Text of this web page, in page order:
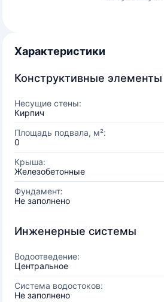
Характеристики
Конструктивные элементы
Несущие стены:
Кирпич
Площадь подвала, м²:
0
Крыша:
Железобетонные
Фундамент:
Не заполнено
Инженерные системы
Водоотведение:
Центральное
Система водостоков:
Не заполнено